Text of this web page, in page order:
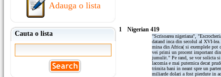
Adauga o lista
Cauta o lista
1 Nigerian 419
"Scrisoarea nigeriana",
datand inca din secolul al XVI-
mina din Africa( si exemplele pot
vei primi un procent important
jumulit." Pe rand, se vor solicta si
lacomia e mai puternica decat
trimita bani in neant spre un
miliarde dolari a fost pierdute in